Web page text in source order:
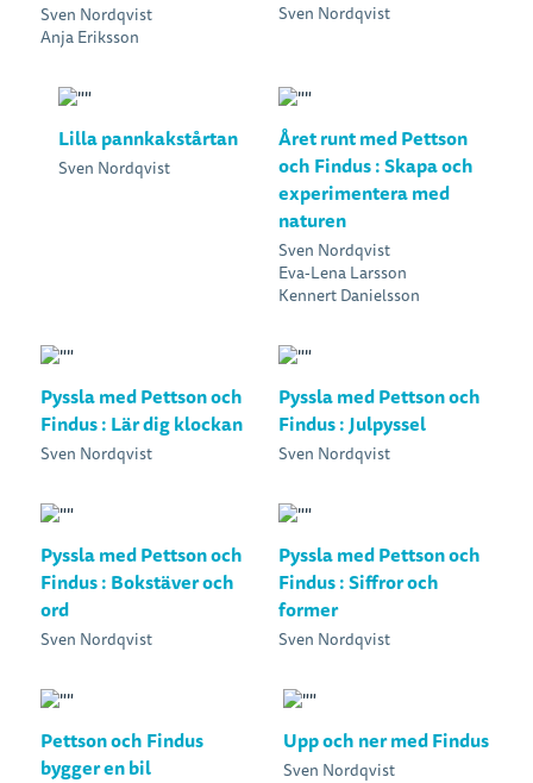
Sven Nordqvist
Anja Eriksson
Sven Nordqvist
Lilla pannkakstårtan
Sven Nordqvist
Året runt med Pettson
och Findus : Skapa och
experimentera med
naturen
Sven Nordqvist
Eva-Lena Larsson
Kennert Danielsson
Pyssla med Pettson och
Findus : Lär dig klockan
Sven Nordqvist
Pyssla med Pettson och
Findus : Julpyssel
Sven Nordqvist
Pyssla med Pettson och
Findus : Bokstäver och
ord
Sven Nordqvist
Pyssla med Pettson och
Findus : Siffror och
former
Sven Nordqvist
Pettson och Findus
bygger en bil
Upp och ner med Findus
Sven Nordqvist